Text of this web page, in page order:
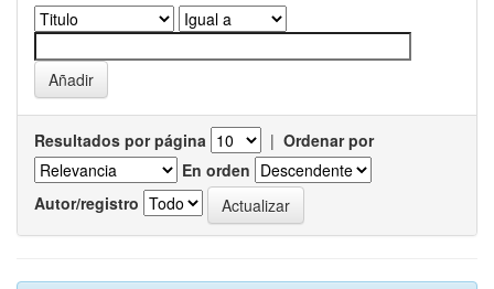
Resultados por página | Ordenar por
En orden
Autor/registro